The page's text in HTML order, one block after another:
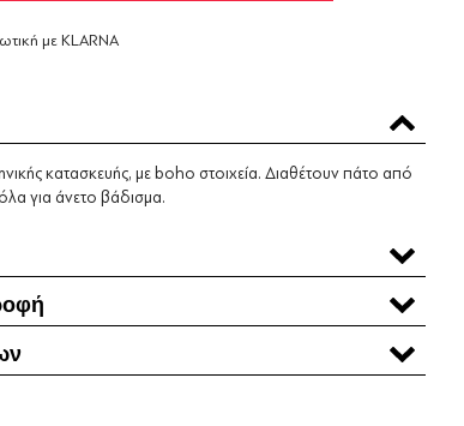
με KLARNA
κατασκευής, με boho στοιχεία. Διαθέτουν πάτο από
για άνετο βάδισμα.